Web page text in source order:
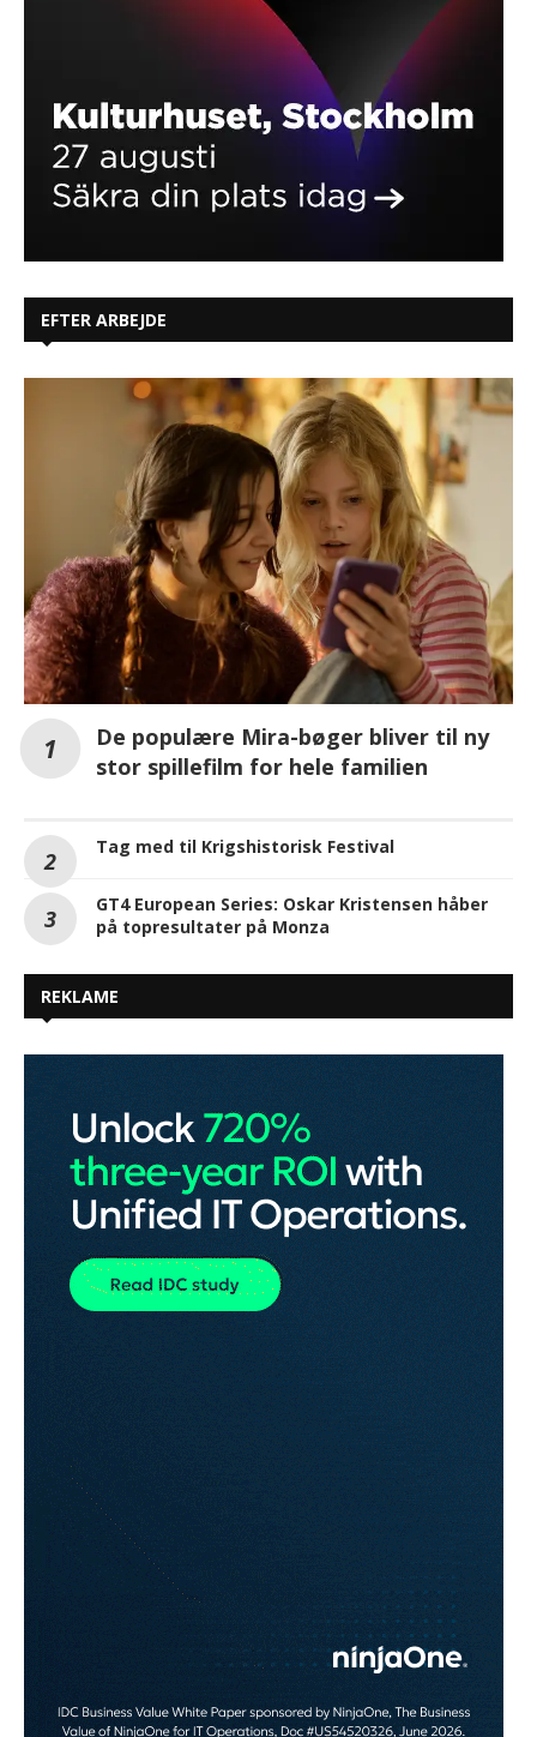
EFTER ARBEJDE
De populære Mira-bøger bliver til ny
stor spillefilm for hele familien
Tag med til Krigshistorisk Festival
GT4 European Series: Oskar Kristensen håber
på topresultater på Monza
REKLAME